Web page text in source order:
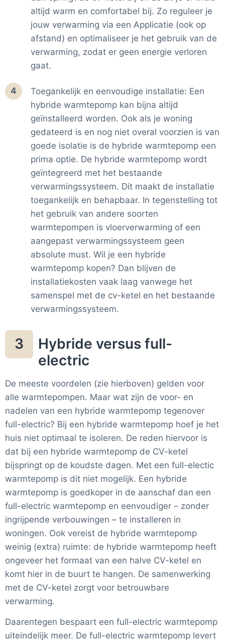
altijd warm en comfortabel bij. Zo reguleer je
jouw verwarming via een Applicatie (ook op
afstand) en optimaliseer je het gebruik van de
verwarming, zodat er geen energie verloren
gaat.
4
Toegankelijk en eenvoudige installatie: Een
hybride warmtepomp kan bijna altijd
geïnstalleerd worden. Ook als je woning
gedateerd is en nog niet overal voorzien is van
goede isolatie is de hybride warmtepomp een
prima optie. De hybride warmtepomp wordt
geïntegreerd met het bestaande
verwarmingssysteem. Dit maakt de installatie
toegankelijk en behapbaar. In tegenstelling tot
het gebruik van andere soorten
warmtepompen is vloerverwarming of een
aangepast verwarmingssysteem geen
absolute must. Wil je een hybride
warmtepomp kopen? Dan blijven de
installatiekosten vaak laag vanwege het
samenspel met de cv-ketel en het bestaande
verwarmingssysteem.
3
Hybride versus full-
electric
De meeste voordelen (zie hierboven) gelden voor
alle warmtepompen. Maar wat zijn de voor- en
nadelen van een hybride warmtepomp tegenover
full-electric? Bij een hybride warmtepomp hoef je het
huis niet optimaal te isoleren. De reden hiervoor is
dat bij een hybride warmtepomp de CV-ketel
bijspringt op de koudste dagen. Met een full-electic
warmtepomp is dit niet mogelijk. Een hybride
warmtepomp is goedkoper in de aanschaf dan een
full-electric warmtepomp en eenvoudiger – zonder
ingrijpende verbouwingen – te installeren in
woningen. Ook vereist de hybride warmtepomp
weinig (extra) ruimte: de hybride warmtepomp heeft
ongeveer het formaat van een halve CV-ketel en
komt hier in de buurt te hangen. De samenwerking
met de CV-ketel zorgt voor betrouwbare
verwarming.
Daarentegen bespaart een full-electric warmtepomp
uiteindelijk meer. De full-electric warmtepomp levert